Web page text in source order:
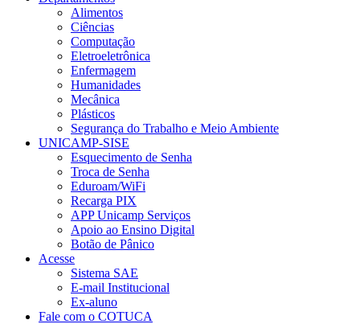
Alimentos
Ciências
Computação
Eletroeletrônica
Enfermagem
Humanidades
Mecânica
Plásticos
Segurança do Trabalho e Meio Ambiente
UNICAMP-SISE
Esquecimento de Senha
Troca de Senha
Eduroam/WiFi
Recarga PIX
APP Unicamp Serviços
Apoio ao Ensino Digital
Botão de Pânico
Acesse
Sistema SAE
E-mail Institucional
Ex-aluno
Fale com o COTUCA